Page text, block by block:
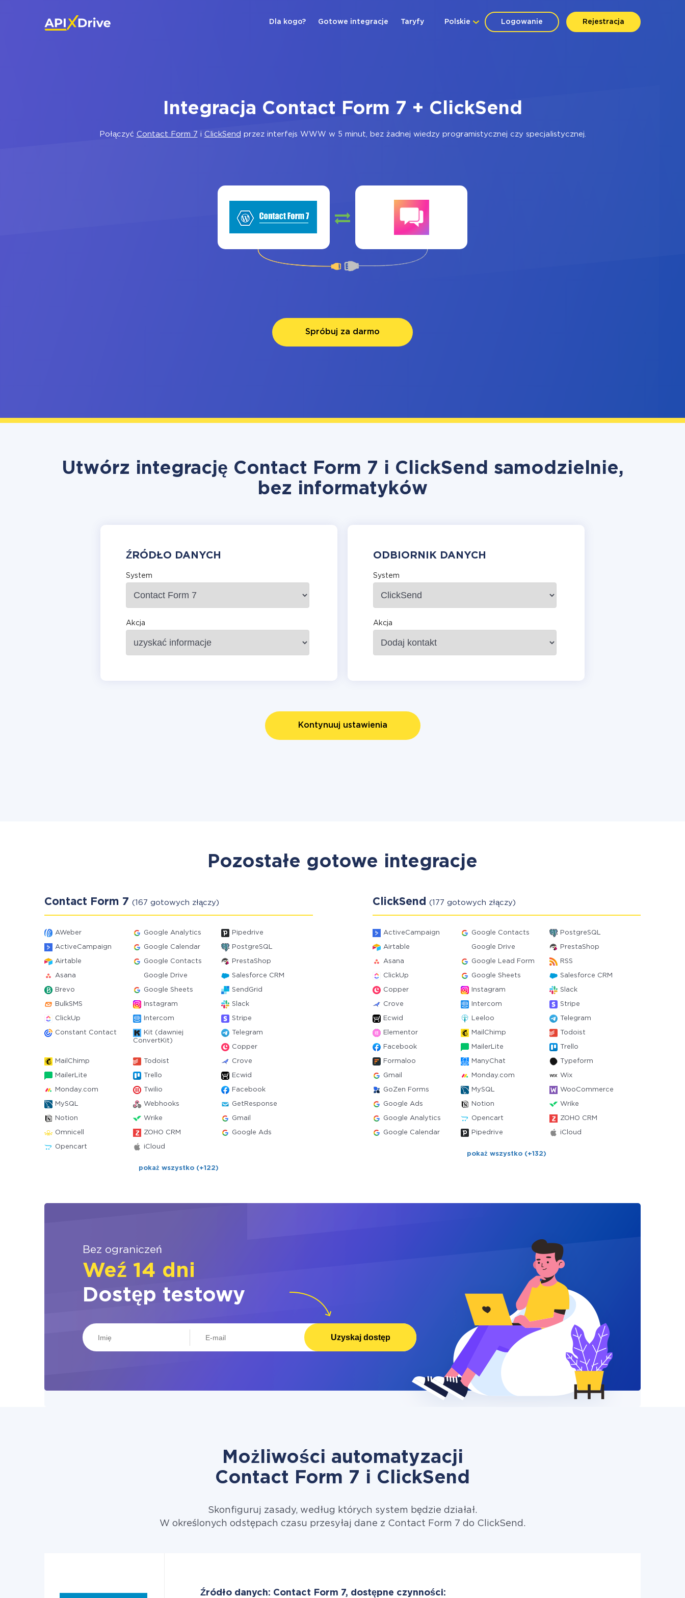
Logowanie Rejestracja
Polskie
Dla kogo? Gotowe integracje Taryfy
Integracja Contact Form 7 + ClickSend
Połączyć Contact Form 7 i ClickSend przez interfejs WWW w 5 minut, bez żadnej wiedzy programistycznej czy specjalistycznej.
Spróbuj za darmo
Utwórz integrację Contact Form 7 i ClickSend samodzielnie,
bez informatyków
ŹRÓDŁO DANYCH
System
Akcja
ODBIORNIK DANYCH
System
Akcja
Kontynuuj ustawienia
Pozostałe gotowe integracje
Contact Form 7 (167 gotowych złączy)
AWeber Google Analytics Pipedrive
ActiveCampaign Google Calendar PostgreSQL
Airtable Google Contacts PrestaShop
Asana Google Drive Salesforce CRM
Brevo Google Sheets SendGrid
BulkSMS Instagram Slack
ClickUp Intercom Stripe
Constant Contact
Kit (dawniej
ConvertKit)
Telegram
Copper
MailChimp Todoist Crove
MailerLite Trello Ecwid
Monday.com Twilio Facebook
MySQL Webhooks GetResponse
Notion Wrike Gmail
Omnicell ZOHO CRM Google Ads
Opencart iCloud
pokaż wszystko (+122)
ClickSend (177 gotowych złączy)
ActiveCampaign Google Contacts PostgreSQL
Airtable Google Drive PrestaShop
Asana Google Lead Form RSS
ClickUp Google Sheets Salesforce CRM
Copper Instagram Slack
Crove Intercom Stripe
Ecwid Leeloo Telegram
Elementor MailChimp Todoist
Facebook MailerLite Trello
Formaloo ManyChat Typeform
Gmail Monday.com Wix
GoZen Forms MySQL WooCommerce
Google Ads Notion Wrike
Google Analytics Opencart ZOHO CRM
Google Calendar Pipedrive iCloud
pokaż wszystko (+132)
Bez ograniczeń
Weź 14 dni
Dostęp testowy
Uzyskaj dostęp
Możliwości automatyzacji
Contact Form 7 i ClickSend
Skonfiguruj zasady, według których system będzie działał.
W określonych odstępach czasu przesyłaj dane z Contact Form 7 do ClickSend.
Źródło danych: Contact Form 7, dostępne czynności: